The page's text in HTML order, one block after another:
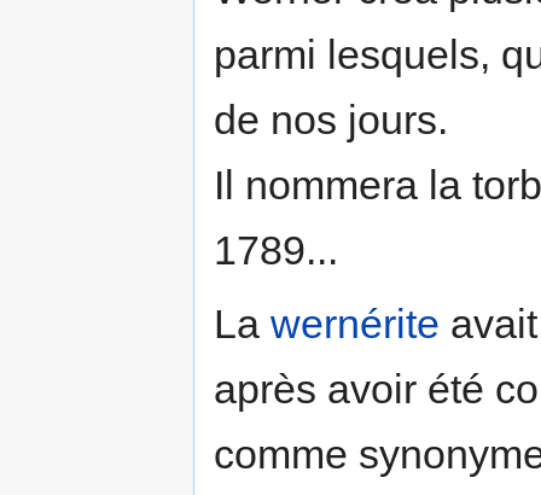
parmi lesquels,
de nos jours.
Il nommera la
1789...
La wernérite
après avoir été
comme